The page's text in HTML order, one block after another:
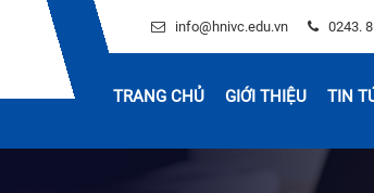
info@hnivc.edu.vn 0243.
TRANG CHỦ GIỚI THIỆU TIN